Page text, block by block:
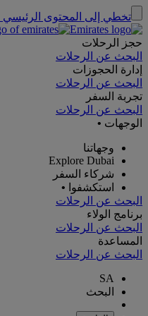
تخطي إلى المحتوى الرئيسي
حجز الرحلات
البحث عن الرحلات
إدارة الحجوزات
البحث عن الرحلات
تجربة السفر
البحث عن الرحلات
الوجهات •
وجهاتنا
Explore Dubai
شركاء السفر
استكشفوا •
البحث عن الرحلات
برنامج الولاء
البحث عن الرحلات
المساعدة
البحث عن الرحلات
SA
البحث